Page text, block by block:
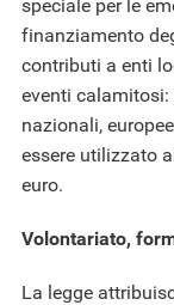
speciale per le
finanziamento
contributi a enti
eventi
nazionali,
essere utilizzato
euro.
Volontariato,
La legge